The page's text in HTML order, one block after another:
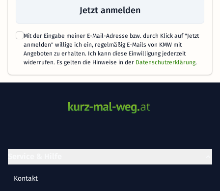
Jetzt anmelden
Mit der Eingabe meiner E-Mail-Adresse bzw. durch Klick auf "Jetzt
anmelden" willige ich ein, regelmäßig E-Mails von KMW mit
Angeboten zu erhalten. Ich kann diese Einwilligung jederzeit
widerrufen. Es gelten die Hinweise in der Datenschutzerklärung.
Kontakt